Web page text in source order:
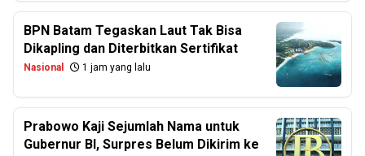
BPN Batam Tegaskan Laut Tak Bisa
Dikapling dan Diterbitkan Sertifikat
Nasional 1 jam yang lalu
Prabowo Kaji Sejumlah Nama untuk
Gubernur BI, Surpres Belum Dikirim ke